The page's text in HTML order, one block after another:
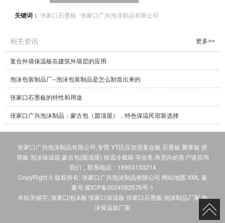
关键词：张家口石墨板 张家口广兴泡沫制品有限公司
相关资讯 更多>>
复合外墙保温板在建筑外墙层的应用
泡沫包装制品厂--泡沫包装制品是怎么制造出来的
张家口石墨板的特性和用途
张家口广兴泡沫制品：蒙古包（圆顶屋），特色保温民宿新选择
张家口广兴泡沫制品有限公司,专营YT抗压加强复合板 石墨板 聚苯板 挤
塑板 泡沫保温箱 蒙古包(圆顶屋) 保温冷藏箱 等业务,有意向的客户请咨询
我们，联系电话： 18903133214
CopyRight © 版权所有: 张家口广兴泡沫制品有限公司 网站地图 XML 备
案号:冀ICP备2024082576号-1
本站关键字: 张家口泡沫板 张家口保温板 张家口石墨板 泡沫制品厂家泡
沫保温箱厂家